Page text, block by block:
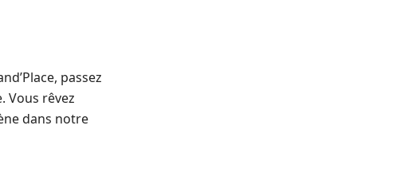
passez
Vous rêvez
dans notre